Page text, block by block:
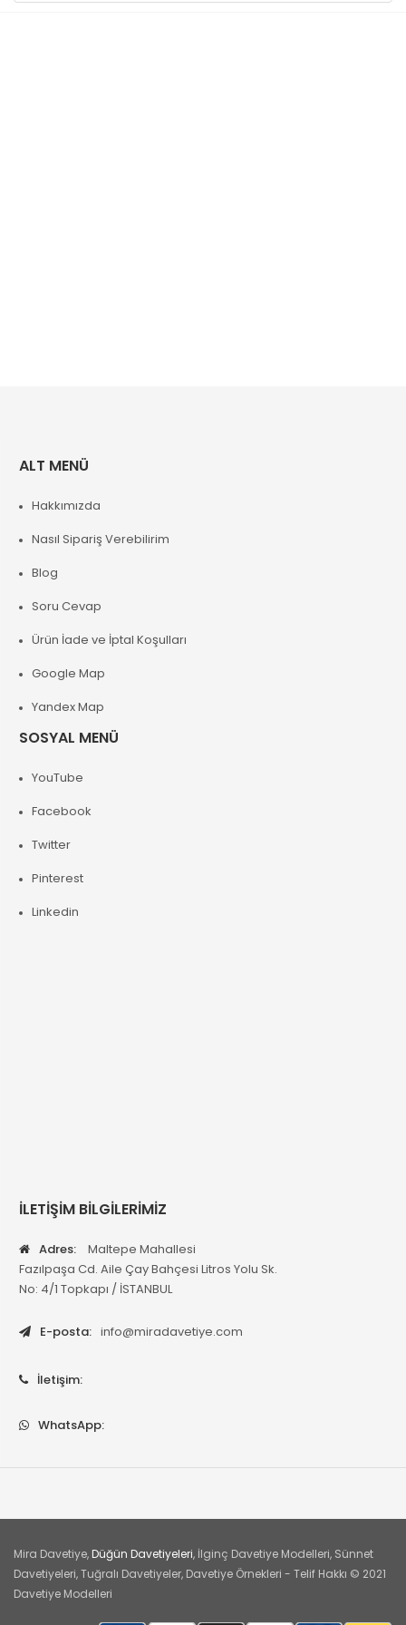
ALT MENÜ
Hakkımızda
Nasıl Sipariş Verebilirim
Blog
Soru Cevap
Ürün İade ve İptal Koşulları
Google Map
Yandex Map
SOSYAL MENÜ
YouTube
Facebook
Twitter
Pinterest
Linkedin
İLETİŞİM BİLGİLERİMİZ
Adres:
Maltepe Mahallesi
Fazılpaşa Cd. Aile Çay Bahçesi Litros Yolu Sk.
No: 4/1 Topkapı / İSTANBUL
E-posta: info@miradavetiye.com
İletişim:
WhatsApp:
Mira Davetiye,Düğün Davetiyeleri, İlginç Davetiye Modelleri, Sünnet
Davetiyeleri, Tuğralı Davetiyeler, Davetiye Örnekleri - Telif Hakkı © 2021
Davetiye Modelleri